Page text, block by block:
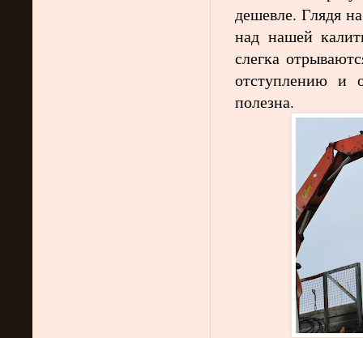
дешевле. Глядя
над нашей
слегка
отступлению и
полезна.